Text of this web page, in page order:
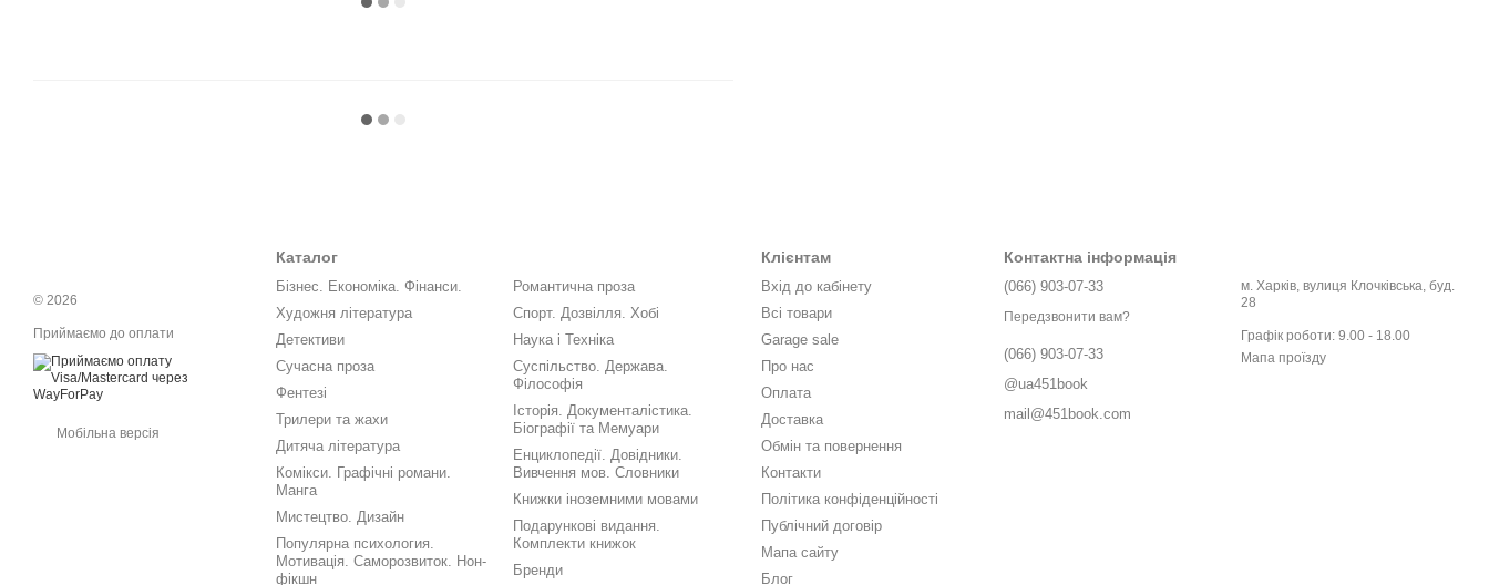
© 2026
Приймаємо до оплати
Мобільна версія
Каталог
Бізнес. Економіка. Фінанси.
Художня література
Детективи
Сучасна проза
Фентезі
Трилери та жахи
Дитяча література
Комікси. Графічні романи.
Манга
Мистецтво. Дизайн
Популярна психология.
Мотивація. Саморозвиток. Нон-
фікшн
Романтична проза
Спорт. Дозвілля. Хобі
Наука і Техніка
Суспільство. Держава.
Філософія
Історія. Документалістика.
Біографії та Мемуари
Енциклопедії. Довідники.
Вивчення мов. Словники
Книжки іноземними мовами
Подарункові видання.
Комплекти книжок
Бренди
Клієнтам
Вхід до кабінету
Всі товари
Garage sale
Про нас
Оплата
Доставка
Обмін та повернення
Контакти
Політика конфіденційності
Публічний договір
Мапа сайту
Блог
Контактна інформація
(066) 903-07-33
Передзвонити вам?
(066) 903-07-33
@ua451book
mail@451book.com
м. Харків, вулиця Клочківська, буд.
28
Графік роботи: 9.00 - 18.00
Мапа проїзду